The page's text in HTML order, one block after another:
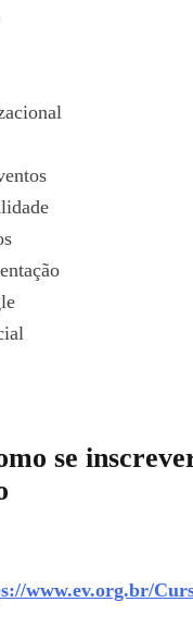
se
www.ev.org.br/